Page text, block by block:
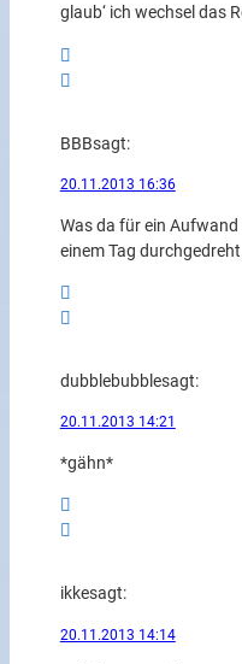
glaub‘ ich wechsel das
BBBsagt:
20.11.2013 16:36
Was da für ein
einem Tag
dubblebubblesagt:
20.11.2013 14:21
*gähn*
ikkesagt:
20.11.2013 14:14